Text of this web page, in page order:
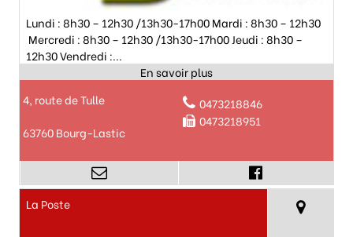
Lundi : 8h30 – 12h30 /13h30-17h00 Mardi : 8h30 – 12h30
Mercredi : 8h30 – 12h30 /13h30-17h00 Jeudi : 8h30 –
12h30 Vendredi :...
4, route de Tulle
63760 Bourg-Lastic
0473218846
0473218951
La Poste